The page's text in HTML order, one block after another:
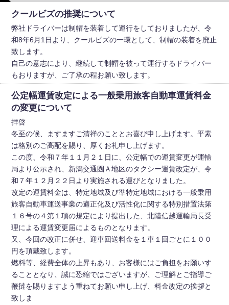
クールビズの推奨について
弊社ドライバーは制帽を装着して運行をしておりましたが、令
和8年6月1日より、クールビズの一環として、制帽の装着を廃止
致します。
自己の意志により、継続して制帽を被って運行するドライバー
もおりますが、ご了承の程お願い致します。
公定幅運賃改定による一般乗用旅客自動車運賃料金
の変更について
拝啓
冬至の候、ますますご清祥のこととお喜び申し上げます。平素
は格別のご高配を賜り、厚くお礼申し上げます。
この度、令和７年１１月２１日に、公定幅での運賃変更が運輸
局より公示され、新潟交通圏Ａ地区のタクシー運賃改定が、令
和７年１２月２２日より実施される運びとなりました。
改定の運賃料金は、特定地域及び準特定地域における一般乗用
旅客自動車運送事業の適正化及び活性化に関する特別措置法第
１６号の４第１項の規定により提出した、北陸信越運輸局長受
理による運賃変更届によるものとなります。
又、今回の改正に併せ、迎車回送料金を１車１回ごとに１００
円を頂戴致します。
燃料等、経費全体の上昇もあり、お客様にはご負担をお願いす
ることとなり、誠に恐縮ではございますが、ご理解とご指導ご
鞭撻を賜りますよう重ねてお願い申し上げ、料金改定の挨拶と
致しま